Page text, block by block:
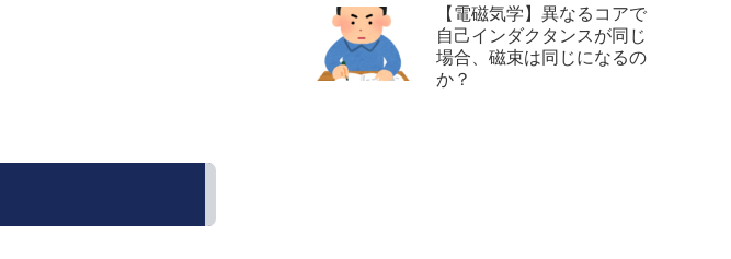
【電磁気学】異なるコアで
自己インダクタンスが同じ
場合、磁束は同じになるの
か？